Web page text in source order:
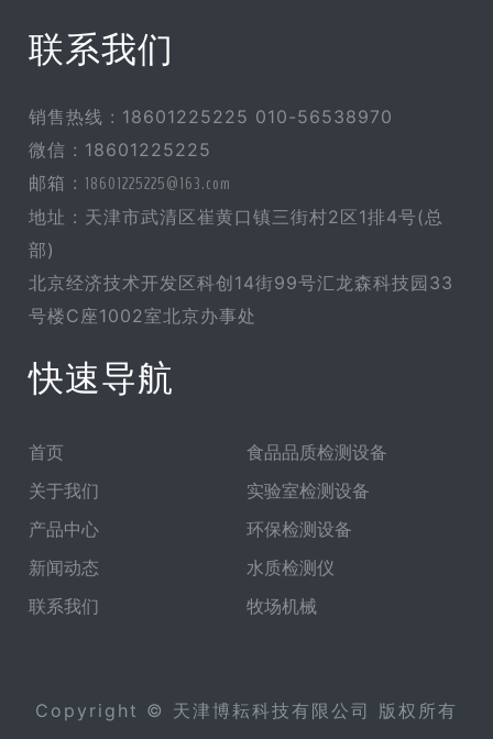
联系我们
销售热线 : 18601225225 010-56538970
微信 : 18601225225
邮箱 : 18601225225@163.com
地址 : 天津市武清区崔黄口镇三街村2区1排4号(总
部)
北京经济技术开发区科创14街99号汇龙森科技园33
号楼C座1002室北京办事处
快速导航
首页
关于我们
产品中心
新闻动态
联系我们
食品品质检测设备
实验室检测设备
环保检测设备
水质检测仪
牧场机械
Copyright © 天津博耘科技有限公司 版权所有